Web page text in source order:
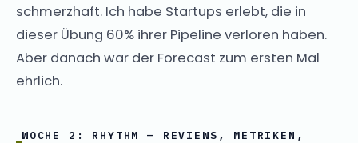
schmerzhaft. Ich habe Startups erlebt, die in
dieser Übung 60% ihrer Pipeline verloren haben.
Aber danach war der Forecast zum ersten Mal
ehrlich.
WOCHE 2: RHYTHM — REVIEWS, METRIKEN,